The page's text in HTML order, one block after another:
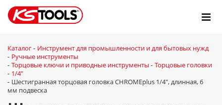
Каталог - Инструмент для промышленности и для бытовых нужд
- Ручные инструменты
- Торцовые ключи и приводные инструменты - Торцовые головки
- 1/4"
- Шестигранная торцовая головка CHROMEplus 1/4", длинная, 6
мм подвеска